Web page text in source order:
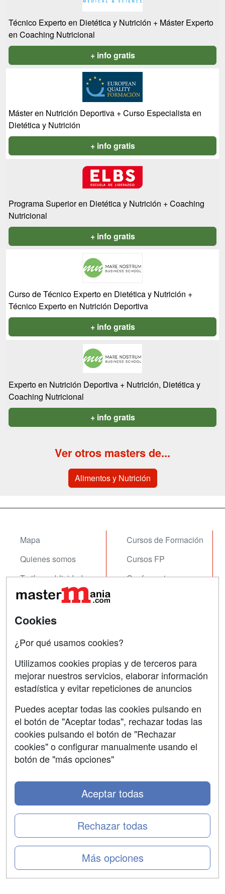
Técnico Experto en Dietética y Nutrición + Máster Experto
en Coaching Nutricional
+ info gratis
Máster en Nutrición Deportiva + Curso Especialista en
Dietética y Nutrición
+ info gratis
Programa Superior en Dietética y Nutrición + Coaching
Nutricional
+ info gratis
Curso de Técnico Experto en Dietética y Nutrición +
Técnico Experto en Nutrición Deportiva
+ info gratis
Experto en Nutrición Deportiva + Nutrición, Dietética y
Coaching Nutricional
+ info gratis
Ver otros masters de...
Alimentos y Nutrición
Mapa
Quienes somos
Tarifas publicidad
Acceso Usuarios
Acceso Centros
Cursos de Formación
Cursos FP
Conferencias
Contactar
Confidencialidad
Aviso legal
Copyleft
Cookies
¿Por qué usamos cookies?
Utilizamos cookies propias y de terceros para
mejorar nuestros servicios, elaborar información
estadística y evitar repeticiones de anuncios
Puedes aceptar todas las cookies pulsando en
el botón de "Aceptar todas", rechazar todas las
cookies pulsando el botón de "Rechazar
cookies" o configurar manualmente usando el
botón de "más opciones"
Más opciones
Rechazar todas
Aceptar todas